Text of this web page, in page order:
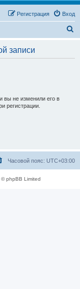
Вход
Регистрация
записи
вы не изменили его в
регистрации.
Часовой пояс: UTC+03:00
phpBB Limited